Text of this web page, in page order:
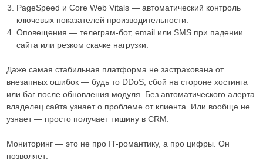
PageSpeed и Core Web Vitals — автоматический контроль
ключевых показателей производительности.
Оповещения — телеграм-бот, email или SMS при падении
сайта или резком скачке нагрузки.
Даже самая стабильная платформа не застрахована от
внезапных ошибок — будь то DDoS, сбой на стороне хостинга
или баг после обновления модуля. Без автоматического алерта
владелец сайта узнает о проблеме от клиента. Или вообще не
узнает — просто получает тишину в CRM.
Мониторинг — это не про IT-романтику, а про цифры. Он
позволяет: